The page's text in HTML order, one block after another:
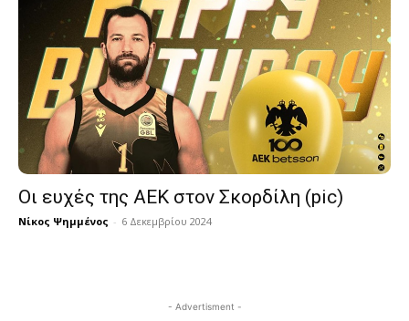
Οι ευχές της ΑΕΚ στον Σκορδίλη (pic)
Νίκος Ψημμένος - 6 Δεκεμβρίου 2024
- Advertisment -